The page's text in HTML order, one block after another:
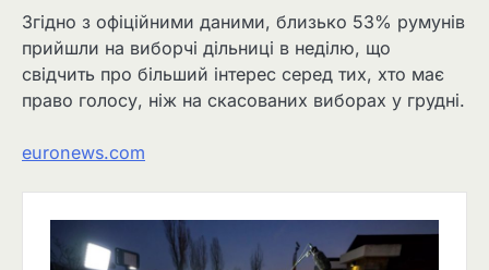
Згідно з офіційними даними, близько 53% румунів
прийшли на виборчі дільниці в неділю, що
свідчить про більший інтерес серед тих, хто має
право голосу, ніж на скасованих виборах у грудні.
euronews.com